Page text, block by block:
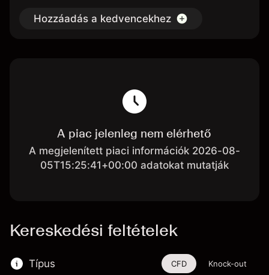
Hozzáadás a kedvencekhez
A piac jelenleg nem elérhető
A megjelenített piaci információk 2026-08-
05T15:25:41+00:00 adatokat mutatják
Kereskedési feltételek
Típus CFD Knock-out